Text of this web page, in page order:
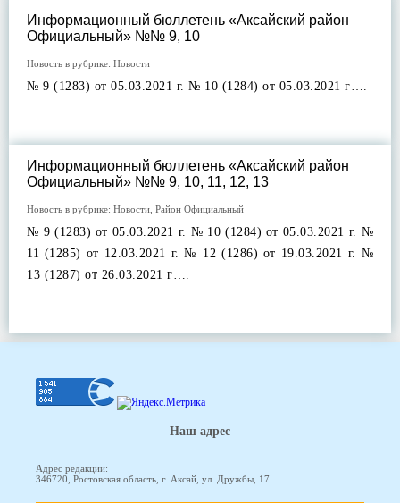
Информационный бюллетень «Аксайский район
Официальный» №№ 9, 10
Новость в рубрике: Новости
№ 9 (1283) от 05.03.2021 г. № 10 (1284) от 05.03.2021 г….
Информационный бюллетень «Аксайский район
Официальный» №№ 9, 10, 11, 12, 13
Новость в рубрике: Новости Район Официальный
№ 9 (1283) от 05.03.2021 г. № 10 (1284) от 05.03.2021 г. №
11 (1285) от 12.03.2021 г. № 12 (1286) от 19.03.2021 г. №
13 (1287) от 26.03.2021 г….
Наш адрес
Адрес редакции:
346720, Ростовская область, г. Аксай, ул. Дружбы, 17